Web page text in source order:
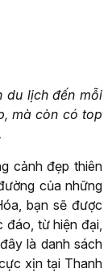
du lịch đến mỗi
mà còn có top
cảnh đẹp thiên
của những
bạn sẽ được
đáo, từ hiện đại,
là danh sách
xịn tại Thanh